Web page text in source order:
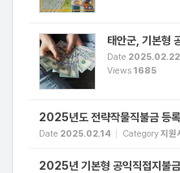
태안군, 기본형
Date 2025.02.22
Views 1685
2025년도 전략작물직불금 등
Date 2025.02.14 Category지원
2025년 기본형 공익직접지불